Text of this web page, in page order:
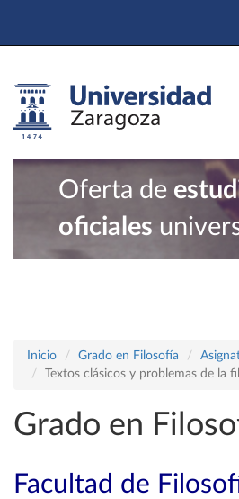
Oferta de
oficiales
Inicio Grado en Filosofía
Textos clásicos y problemas de la
Grado en
Facultad de